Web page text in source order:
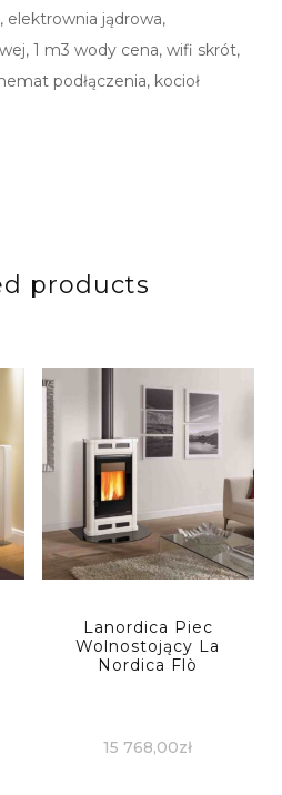
jądrowa,
1 m3 wody cena, wifi skrót,
podłączenia, kocioł
products
Lanordica Piec
Wolnostojący La
Nordica Flò
15 768,00zł